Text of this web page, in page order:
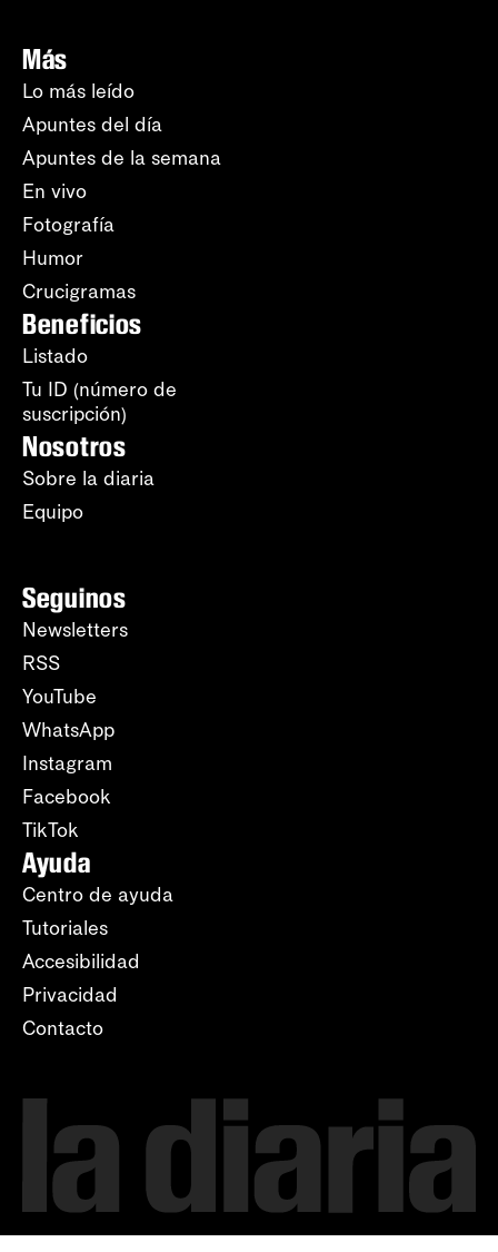
Más
Lo más leído
Apuntes del día
Apuntes de la semana
En vivo
Fotografía
Humor
Crucigramas
Beneficios
Listado
Tu ID (número de
suscripción)
Nosotros
Sobre la diaria
Equipo
Seguinos
Newsletters
RSS
YouTube
WhatsApp
Instagram
Facebook
TikTok
Ayuda
Centro de ayuda
Tutoriales
Accesibilidad
Privacidad
Contacto